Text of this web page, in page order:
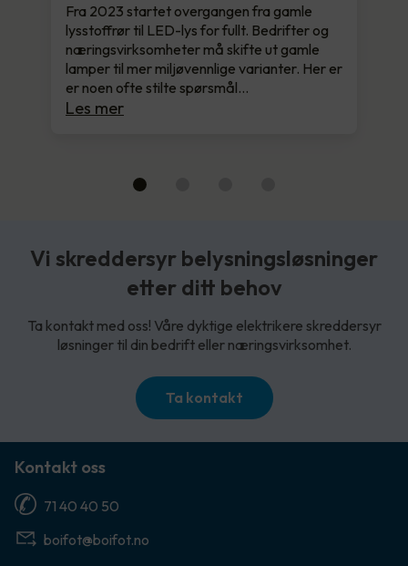
Fra 2023 startet overgangen fra gamle
lysstoffrør til LED-lys for fullt. Bedrifter og
næringsvirksomheter må skifte ut gamle
lamper til mer miljøvennlige varianter. Her er
er noen ofte stilte spørsmål…
Les mer
Vi skreddersyr belysningsløsninger
etter ditt behov
Ta kontakt med oss! Våre dyktige elektrikere skreddersyr
løsninger til din bedrift eller næringsvirksomhet.
Ta kontakt
Kontakt oss
71 40 40 50
boifot@boifot.no